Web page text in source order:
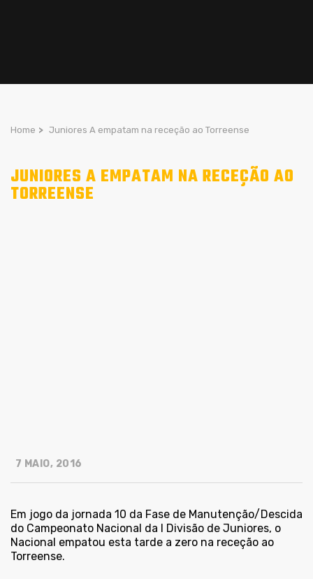
Home > Juniores A empatam na receção ao Torreense
JUNIORES A EMPATAM NA RECEÇÃO AO
TORREENSE
7 MAIO, 2016
Em jogo da jornada 10 da Fase de Manutenção/Descida
do Campeonato Nacional da I Divisão de Juniores, o
Nacional empatou esta tarde a zero na receção ao
Torreense.